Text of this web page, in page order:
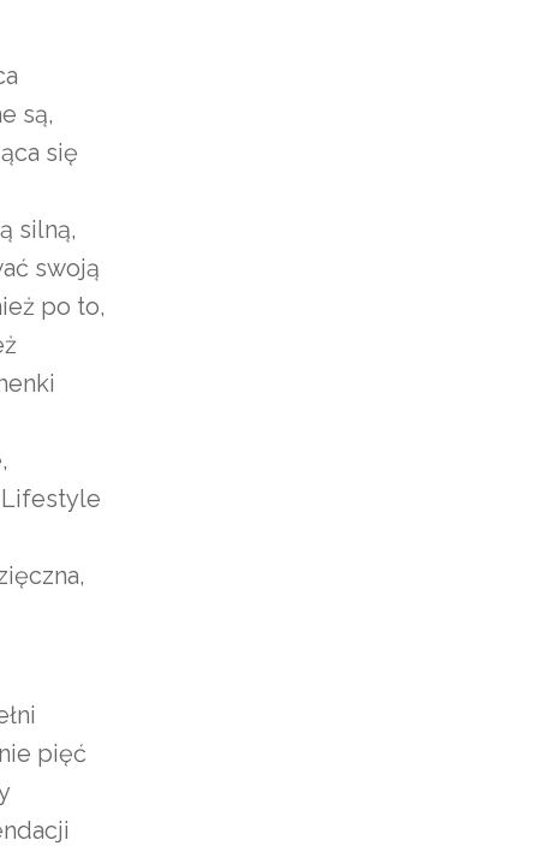
są,
się
silną,
swoją
po to,
Lifestyle
pięć